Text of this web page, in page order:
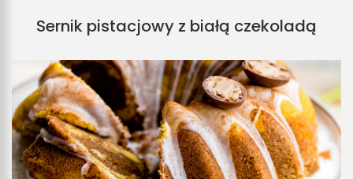
Sernik pistacjowy z białą czekoladą